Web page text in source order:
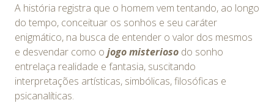
A história registra que o homem vem tentando, ao longo
do tempo, conceituar os sonhos e seu caráter
enigmático, na busca de entender o valor dos mesmos
e desvendar como o jogo misterioso do sonho
entrelaça realidade e fantasia, suscitando
interpretações artísticas, simbólicas, filosóficas e
psicanalíticas.